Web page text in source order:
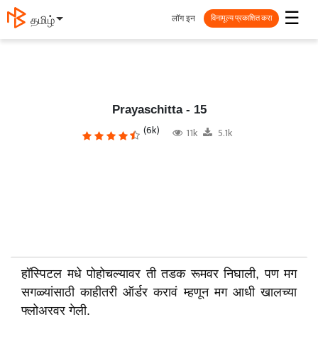
தமிழ் ☰
लॉग इन विनामूल्य प्रकाशित करा
Prayaschitta - 15
(6k) 11k 5.1k
हॉस्पिटल मधे पोहोचल्यावर ती तडक रूमवर निघाली, पण मग
सगळ्यांसाठी काहीतरी ऑर्डर करावं म्हणून मग आधी खालच्या
फ्लोअरवर गेली.